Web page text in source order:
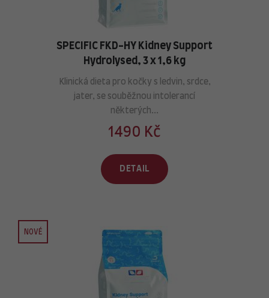
SPECIFIC FKD-HY Kidney Support
Hydrolysed, 3 x 1,6 kg
Klinická dieta pro kočky s ledvin, srdce,
jater, se souběžnou intolerancí
některých...
1490 Kč
DETAIL
NOVÉ